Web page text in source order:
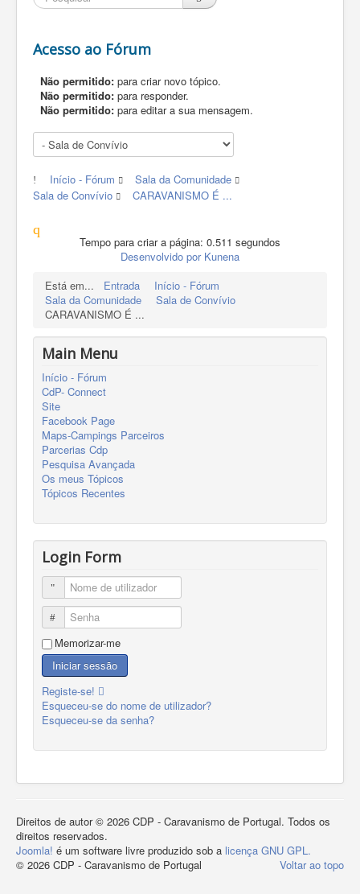
Acesso ao Fórum
Não permitido: para criar novo tópico.
Não permitido: para responder.
Não permitido: para editar a sua mensagem.
Início - Fórum
Sala da Comunidade
Sala de Convívio
CARAVANISMO É ...
Tempo para criar a página: 0.511 segundos
Desenvolvido por Kunena
Está em...
Entrada
Início - Fórum
Sala da Comunidade
Sala de Convívio
CARAVANISMO É ...
Main Menu
Início - Fórum
CdP- Connect
Site
Facebook Page
Maps-Campings Parceiros
Parcerias Cdp
Pesquisa Avançada
Os meus Tópicos
Tópicos Recentes
Login Form
Nome de utilizador
Senha
Memorizar-me
Iniciar sessão
Registe-se!
Esqueceu-se do nome de utilizador?
Esqueceu-se da senha?
Direitos de autor © 2026 CDP - Caravanismo de Portugal. Todos os
direitos reservados.
Joomla! é um software livre produzido sob a licença GNU GPL.
Voltar ao topo
© 2026 CDP - Caravanismo de Portugal